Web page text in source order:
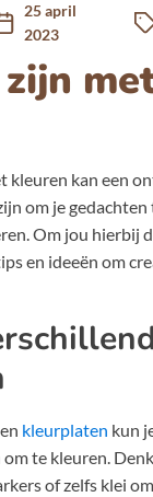
25 april
2023
kleuren kan een
om je
Om jou hierbij
en ideeën om
kleurplaten kun
te kleuren.
of zelfs klei